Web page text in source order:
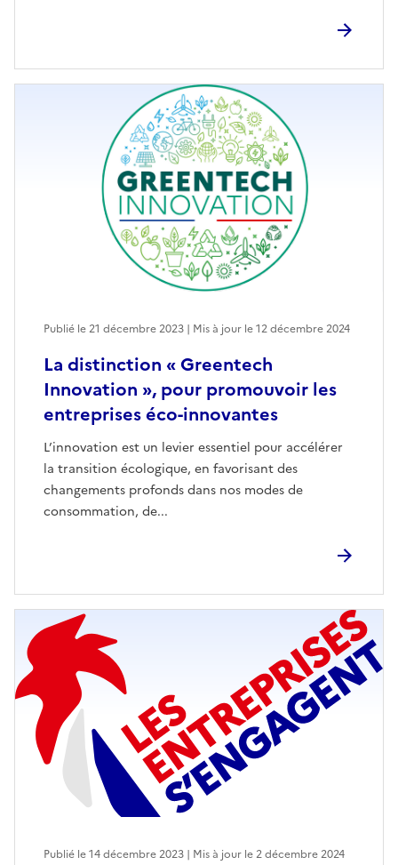
La distinction « Greentech
Innovation », pour promouvoir les
entreprises éco-innovantes
L’innovation est un levier essentiel pour accélérer
la transition écologique, en favorisant des
changements profonds dans nos modes de
consommation, de...
Publié le 21 décembre 2023 | Mis à jour le 12 décembre 2024
Publié le 14 décembre 2023 | Mis à jour le 2 décembre 2024